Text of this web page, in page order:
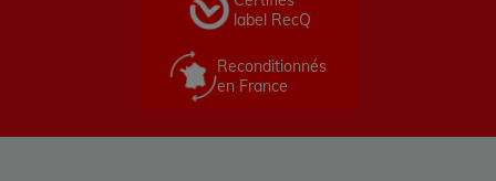
label RecQ
Reconditionnés
en France